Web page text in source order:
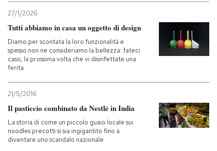
27/1/2026
Tutti abbiamo in casa un oggetto di design
Diamo per scontata la loro funzionalità e
spesso non ne consideriamo la bellezza: fateci
caso, la prossima volta che vi disinfettate una
ferita
21/5/2016
Il pasticcio combinato da Nestlé in India
La storia di come un piccolo guaio locale sui
noodles precotti si sia ingigantito fino a
diventare uno scandalo nazionale